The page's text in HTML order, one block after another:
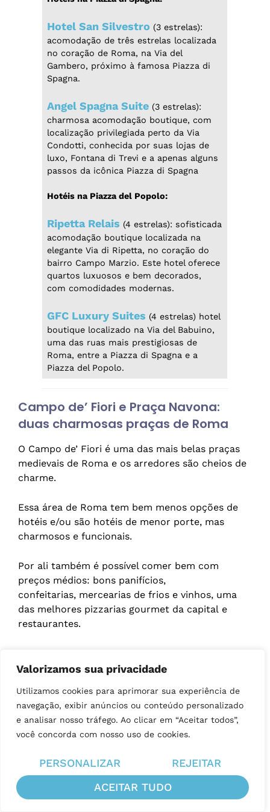
Valorizamos sua privacidade
Utilizamos cookies para aprimorar sua experiência de
navegação, exibir anúncios ou conteúdo personalizado
e analisar nosso tráfego. Ao clicar em “Aceitar todos”,
você concorda com nosso uso de cookies.
PERSONALIZAR
REJEITAR
ACEITAR TUDO
Hotel San Silvestro (3 estrelas):
acomodação de três estrelas localizada
no coração de Roma, na Via del
Gambero, próximo à famosa Piazza di
Spagna.
Angel Spagna Suite (3 estrelas):
charmosa acomodação boutique, com
localização privilegiada perto da Via
Condotti, conhecida por suas lojas de
luxo, Fontana di Trevi e a apenas alguns
passos da icônica Piazza di Spagna
Hotéis na Piazza del Popolo:
Ripetta Relais (4 estrelas): sofisticada
acomodação boutique localizada na
elegante Via di Ripetta, no coração do
bairro Campo Marzio. Este hotel oferece
quartos luxuosos e bem decorados,
com comodidades modernas.
GFC Luxury Suites (4 estrelas) hotel
boutique localizado na Via del Babuino,
uma das ruas mais prestigiosas de
Roma, entre a Piazza di Spagna e a
Piazza del Popolo.
Campo de’ Fiori e Praça Navona:
duas charmosas praças de Roma
O Campo de’ Fiori é uma das mais belas praças
medievais de Roma e os arredores são cheios de
charme.
Essa área de Roma tem bem menos opções de
hotéis e/ou são hotéis de menor porte, mas
charmosos e funcionais.
Por ali também é possível comer bem com
preços médios: bons panifícios,
confeitarias, mercearias de frios e vinhos, uma
das melhores pizzarias gourmet da capital e
restaurantes.
Navonaestá ali do lado, e o Vaticano a menos
de 20 minutos em passo moderado. Ah! E em
menos de 10 minutosdá para chegar a pé ao
Trastevere.
Boutique Hotel Campo de’ Fiori
estrelas): oferece charme histórico,